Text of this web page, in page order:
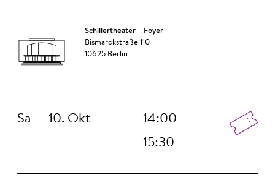
Schillertheater – Foyer
Bismarckstraße 110
10625 Berlin
Sa 10. Okt
14:00 -
15:30